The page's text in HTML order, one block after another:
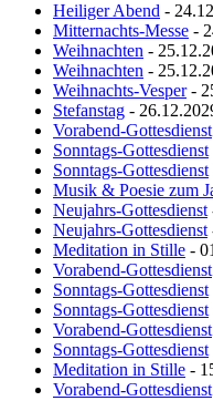
Heiliger Abend -
Mitternachts-Messe -
Weihnachten -
Weihnachten -
Weihnachts-Vesper-
Stefanstag -
Vorabend-Gottesdienst
Sonntags-Gottesdienst
Sonntags-Gottesdienst
Musik & Poesie zum
Neujahrs-Gottesdienst
Neujahrs-Gottesdienst
Meditation in Stille -
Vorabend-Gottesdienst
Sonntags-Gottesdienst
Sonntags-Gottesdienst
Vorabend-Gottesdienst
Sonntags-Gottesdienst
Meditation in Stille -
Vorabend-Gottesdienst